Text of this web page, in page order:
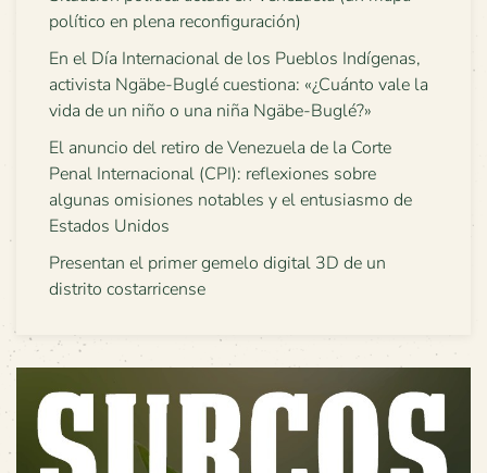
político en plena reconfiguración)
En el Día Internacional de los Pueblos Indígenas,
activista Ngäbe-Buglé cuestiona: «¿Cuánto vale la
vida de un niño o una niña Ngäbe-Buglé?»
El anuncio del retiro de Venezuela de la Corte
Penal Internacional (CPI): reflexiones sobre
algunas omisiones notables y el entusiasmo de
Estados Unidos
Presentan el primer gemelo digital 3D de un
distrito costarricense